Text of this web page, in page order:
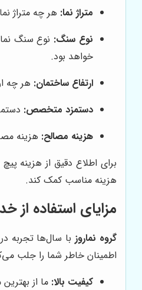
متراژ نما: هر چه متراژ
نوع سنگ: نوع سنگ
خواهد بود.
ارتفاع ساختمان: هر چه
دستمزد متخصص:
هزینه مصالح: هزینه
برای اطلاع دقیق از هزینه
هزینه مناسب کمک کند.
مزایای استفاده از
گروه نماروز با سال‌ها تجربه
اطمینان خاطر شما را جلب
کیفیت بالا: ما از